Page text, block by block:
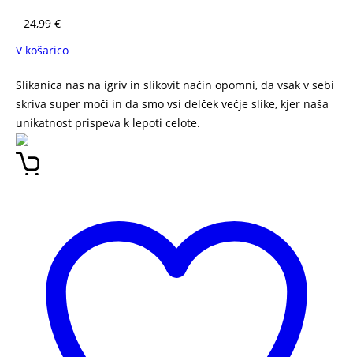
24,99 €
V košarico
Slikanica nas na igriv in slikovit način opomni, da vsak v sebi
skriva super moči in da smo vsi delček večje slike, kjer naša
unikatnost prispeva k lepoti celote.